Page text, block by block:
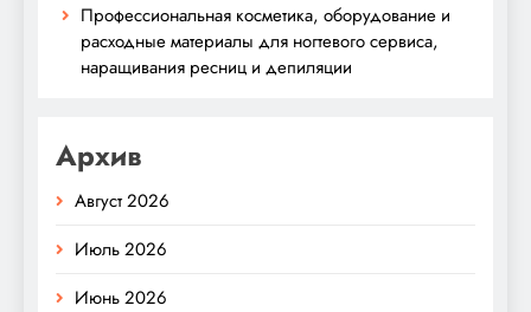
Профессиональная косметика, оборудование и
расходные материалы для ногтевого сервиса,
наращивания ресниц и депиляции
Архив
Август 2026
Июль 2026
Июнь 2026